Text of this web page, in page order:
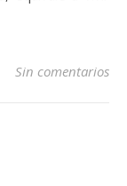
Sin comentarios